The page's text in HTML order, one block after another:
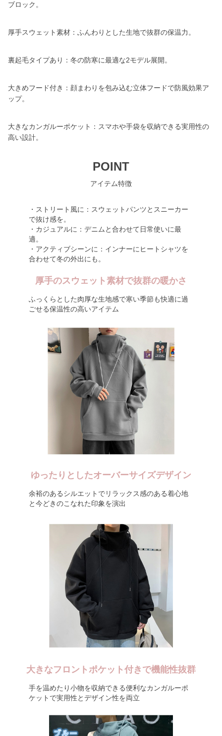
ブロック。
厚手スウェット素材：ふんわりとした生地で抜群の保温力。
裏起毛タイプあり：冬の防寒に最適な2モデル展開。
大きめフード付き：顔まわりを包み込む立体フードで防風効果ア
ップ。
大きなカンガルーポケット：スマホや手袋を収納できる実用性の
高い設計。
POINT
アイテム特徴
・ストリート風に：スウェットパンツとスニーカー
で抜け感を。
・カジュアルに：デニムと合わせて日常使いに最
適。
・アクティブシーンに：インナーにヒートシャツを
合わせて冬の外出にも。
厚手のスウェット素材で抜群の暖かさ
ふっくらとした肉厚な生地感で寒い季節も快適に過
ごせる保温性の高いアイテム
ゆったりとしたオーバーサイズデザイン
余裕のあるシルエットでリラックス感のある着心地
と今どきのこなれた印象を演出
大きなフロントポケット付きで機能性抜群
手を温めたり小物を収納できる便利なカンガルーポ
ケットで実用性とデザイン性を両立